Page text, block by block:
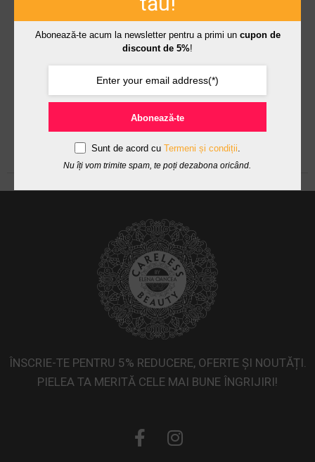
ÎNSCRIE-TE PENTRU 5% REDUCERE, OFERTE ȘI NOUTĂȚI.
PIELEA TA MERITĂ CELE MAI BUNE ÎNGRIJIRI!
Abonează-te acum la newsletter pentru a primi un cupon de
discount de 5%!
Abonează-te
Sunt de acord cu Termeni și condiții.
Nu îți vom trimite spam, te poți dezabona oricând.